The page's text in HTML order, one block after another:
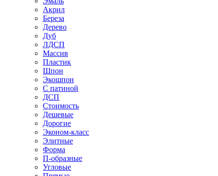
Акрил
Береза
Дерево
Дуб
ЛДСП
Массив
Пластик
Шпон
Экошпон
С патиной
ДСП
Стоимость
Дешевые
Дорогие
Эконом-класс
Элитные
Форма
П-образные
Угловые